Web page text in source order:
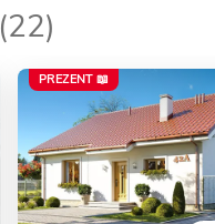
(22)
PREZENT 📖